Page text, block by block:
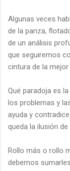
Algunas veces
de la panza,
de un análisis
que seguiremos
cintura de la mejor
Qué paradoja es
los problemas y
ayuda y
queda la ilusión
Rollo más o rollo
debemos